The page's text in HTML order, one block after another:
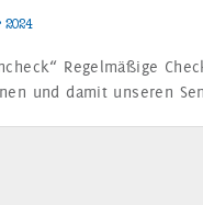
2024
Regelmäßige
und damit unseren